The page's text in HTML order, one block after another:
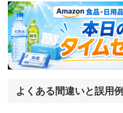
よくある間違いと誤用例